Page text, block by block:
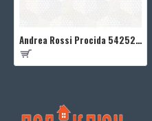
Andrea Rossi Procida 54252-1